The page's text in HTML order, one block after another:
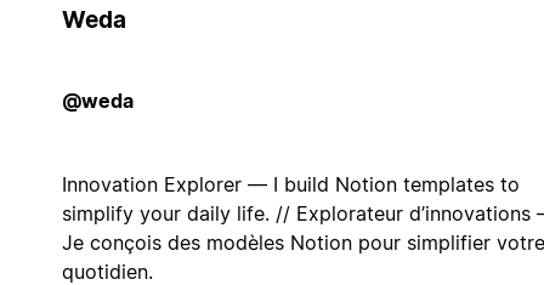
Weda
@weda
Innovation Explorer — I build Notion templates to
simplify your daily life. // Explorateur d’innovations
Je conçois des modèles Notion pour simplifier votre
quotidien.